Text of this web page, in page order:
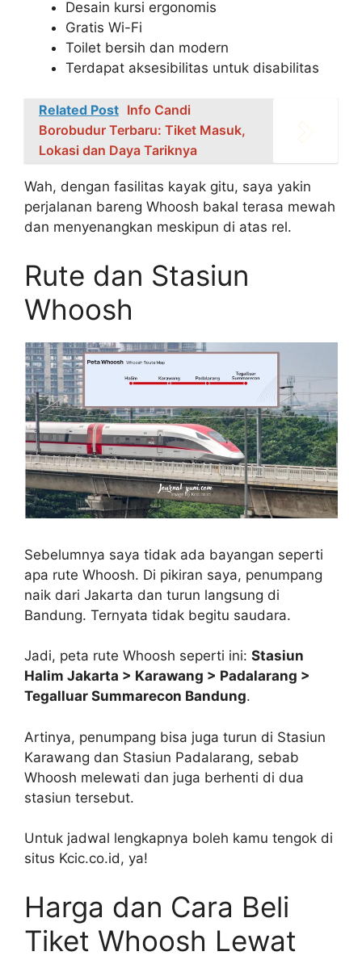
Desain kursi ergonomis
Gratis Wi-Fi
Toilet bersih dan modern
Terdapat aksesibilitas untuk disabilitas
Related Post Info Candi
Borobudur Terbaru: Tiket Masuk,
Lokasi dan Daya Tariknya
Wah, dengan fasilitas kayak gitu, saya yakin
perjalanan bareng Whoosh bakal terasa mewah
dan menyenangkan meskipun di atas rel.
Rute dan Stasiun
Whoosh
Sebelumnya saya tidak ada bayangan seperti
apa rute Whoosh. Di pikiran saya, penumpang
naik dari Jakarta dan turun langsung di
Bandung. Ternyata tidak begitu saudara.
Jadi, peta rute Whoosh seperti ini: Stasiun
Halim Jakarta > Karawang > Padalarang >
Tegalluar Summarecon Bandung.
Artinya, penumpang bisa juga turun di Stasiun
Karawang dan Stasiun Padalarang, sebab
Whoosh melewati dan juga berhenti di dua
stasiun tersebut.
Untuk jadwal lengkapnya boleh kamu tengok di
situs Kcic.co.id, ya!
Harga dan Cara Beli
Tiket Whoosh Lewat